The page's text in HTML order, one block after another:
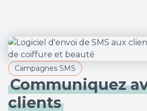
Campagnes SMS
Communiquez
clients